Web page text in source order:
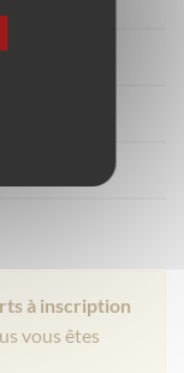
à inscription
vous êtes